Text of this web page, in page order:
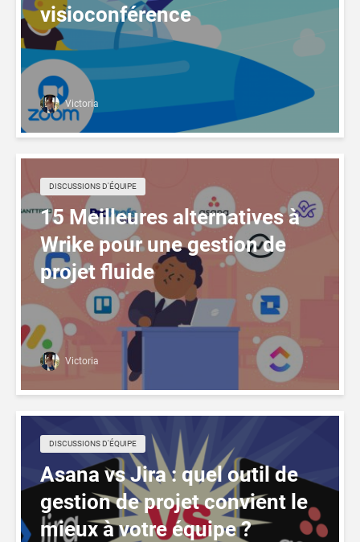
visioconférence
Victoria
DISCUSSIONS D'ÉQUIPE
15 Meilleures alternatives à
Wrike pour une gestion de
projet fluide
Victoria
DISCUSSIONS D'ÉQUIPE
Asana vs Jira : quel outil de
gestion de projet convient le
mieux à votre équipe ?